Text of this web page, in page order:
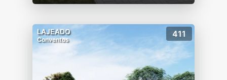
LAJEADO
Conventos
411